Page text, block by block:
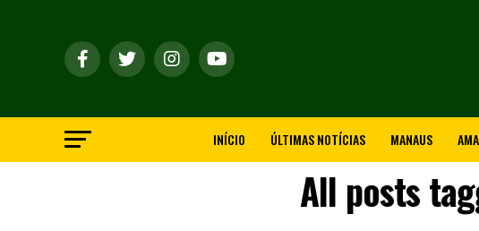
INÍCIO ÚLTIMAS NOTÍCIAS MANAUS
All posts